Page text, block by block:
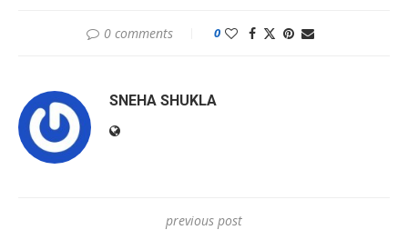
0 comments 0
SNEHA SHUKLA
previous post